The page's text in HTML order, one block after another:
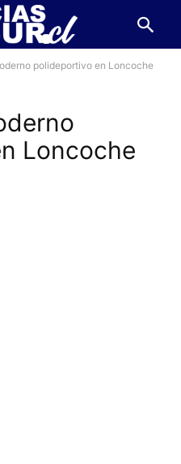
polideportivo en Loncoche
Loncoche